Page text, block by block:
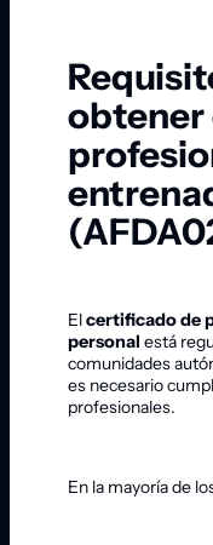
Elcertificado de
personal está
comunidades
es necesario
profesionales.
En la mayoría de